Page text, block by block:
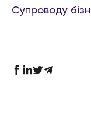
Супроводу